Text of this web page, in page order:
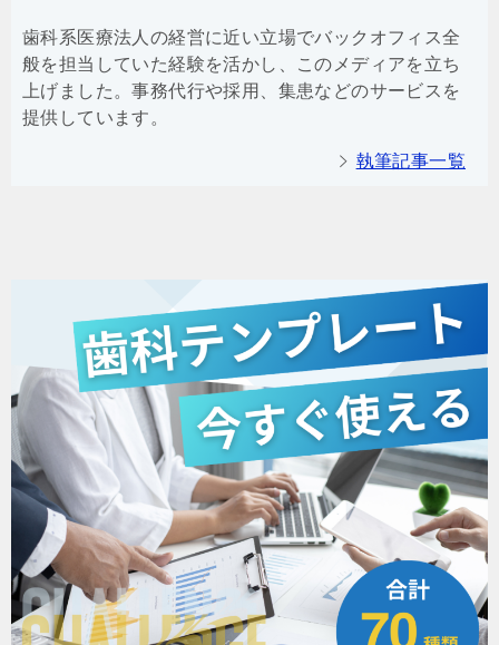
歯科系医療法人の経営に近い立場でバックオフィス全
般を担当していた経験を活かし、このメディアを立ち
上げました。事務代行や採用、集患などのサービスを
提供しています。
執筆記事一覧